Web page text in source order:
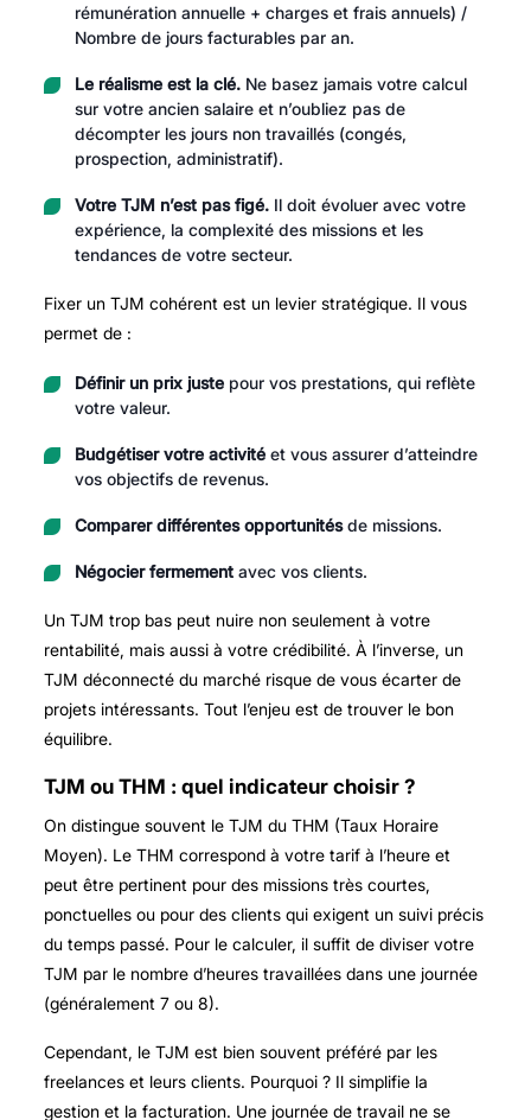
rémunération annuelle + charges et frais annuels) /
Nombre de jours facturables par an.
Le réalisme est la clé.Ne basez jamais votre calcul
sur votre ancien salaire et n’oubliez pas de
décompter les jours non travaillés (congés,
prospection, administratif).
Votre TJM n’est pas figé.Il doit évoluer avec votre
expérience, la complexité des missions et les
tendances de votre secteur.
Fixer un TJM cohérent est un levier stratégique. Il vous
permet de :
Définir un prix justepour vos prestations, qui reflète
votre valeur.
Budgétiser votre activitéet vous assurer d’atteindre
vos objectifs de revenus.
Comparer différentes opportunitésde missions.
Négocier fermementavec vos clients.
Un TJM trop bas peut nuire non seulement à votre
rentabilité, mais aussi à votre crédibilité. À l’inverse, un
TJM déconnecté du marché risque de vous écarter de
projets intéressants. Tout l’enjeu est de trouver le bon
équilibre.
TJM ou THM : quel indicateur choisir ?
On distingue souvent le TJM du THM (Taux Horaire
Moyen). Le THM correspond à votre tarif à l’heure et
peut être pertinent pour des missions très courtes,
ponctuelles ou pour des clients qui exigent un suivi précis
du temps passé. Pour le calculer, il suffit de diviser votre
TJM par le nombre d’heures travaillées dans une journée
(généralement 7 ou 8).
Cependant, le TJM est bien souvent préféré par les
freelances et leurs clients. Pourquoi ? Il simplifie la
gestion et la facturation. Une journée de travail ne se